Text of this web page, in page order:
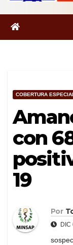
COBERTURA
con
19
Por
DIC